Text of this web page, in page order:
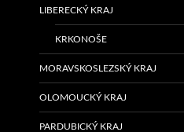
LIBERECKÝ KRAJ
KRKONOŠE
MORAVSKOSLEZSKÝ KRAJ
OLOMOUCKÝ KRAJ
PARDUBICKÝ KRAJ